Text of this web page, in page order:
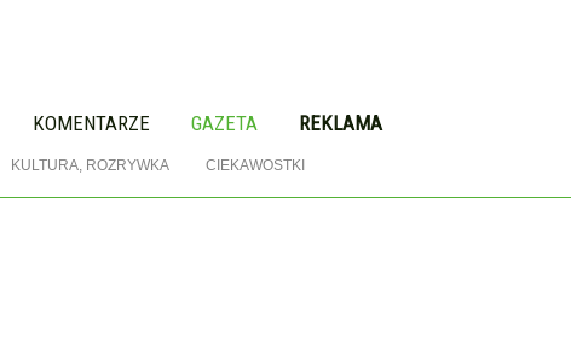
KOMENTARZE GAZETA REKLAMA
KULTURA, ROZRYWKA CIEKAWOSTKI